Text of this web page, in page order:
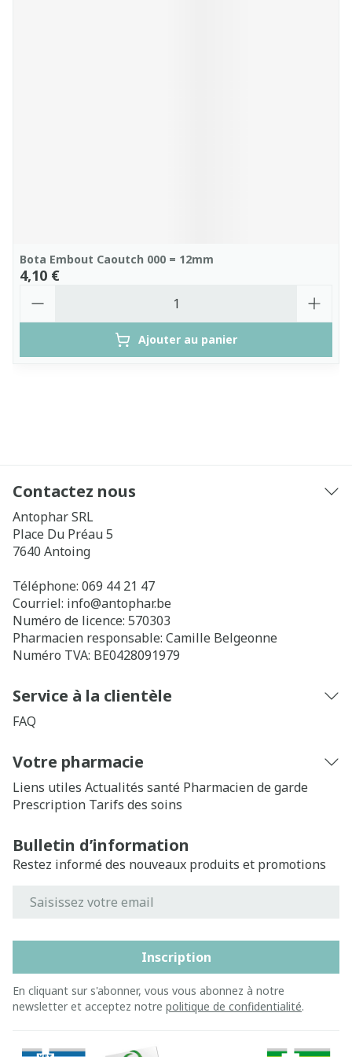
Bota Embout Caoutch 000 = 12mm
4,10 €
Ajouter au panier
Contactez nous
Antophar SRL
Place Du Préau 5
7640 Antoing
Téléphone: 069 44 21 47
Courriel: info@antophar.be
Numéro de licence: 570303
Pharmacien responsable: Camille Belgeonne
Numéro TVA: BE0428091979
Service à la clientèle
FAQ
Votre pharmacie
Liens utiles Actualités santé Pharmacien de garde
Prescription Tarifs des soins
Bulletin d’information
Restez informé des nouveaux produits et promotions
Inscription
En cliquant sur s'abonner, vous vous abonnez à notre
newsletter et acceptez notre politique de confidentialité.